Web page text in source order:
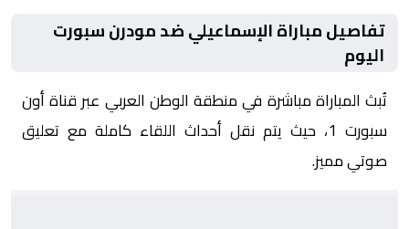
تفاصيل مباراة الإسماعيلي ضد مودرن سبورت
اليوم
تُبث المباراة مباشرة في منطقة الوطن العربي عبر قناة أون
سبورت 1، حيث يتم نقل أحداث اللقاء كاملة مع تعليق
صوتي مميز.